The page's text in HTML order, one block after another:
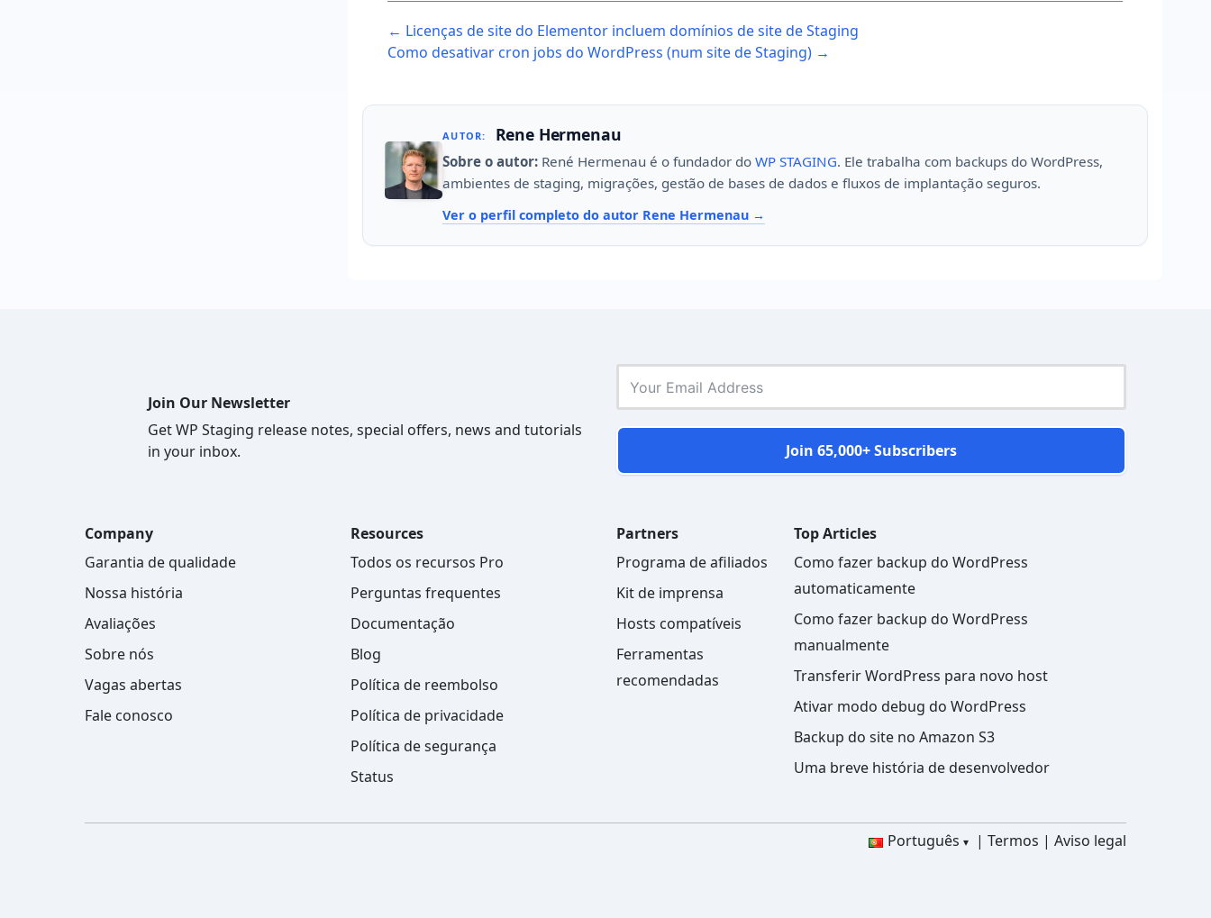
Post
navigation
← Licenças de site do Elementor incluem domínios de site de Staging
Como desativar cron jobs do WordPress (num site de Staging) →
AUTOR: Rene Hermenau
Sobre o autor: René Hermenau é o fundador doWP STAGING. Ele trabalha com backups do WordPress,
ambientes de staging, migrações, gestão de bases de dados e fluxos de implantação seguros.
Ver o perfil completo do autor Rene Hermenau
Join Our Newsletter
Get WP Staging release notes, special offers, news and tutorials
in your inbox.
Join 65,000+ Subscribers
Company
Garantia de qualidade
Nossa história
Avaliações
Sobre nós
Vagas abertas
Fale conosco
Resources
Todos os recursos Pro
Perguntas frequentes
Documentação
Blog
Política de reembolso
Política de privacidade
Política de segurança
Status
Partners
Programa de afiliados
Kit de imprensa
Hosts compatíveis
Ferramentas
recomendadas
Top Articles
Como fazer backup do WordPress
automaticamente
Como fazer backup do WordPress
manualmente
Transferir WordPress para novo host
Ativar modo debug do WordPress
Backup do site no Amazon S3
Uma breve história de desenvolvedor
Português Termos Aviso legal